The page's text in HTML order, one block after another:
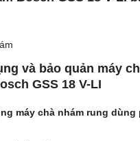
và bảo quản máy
GSS 18 V-LI
máy chà nhám rung dùng